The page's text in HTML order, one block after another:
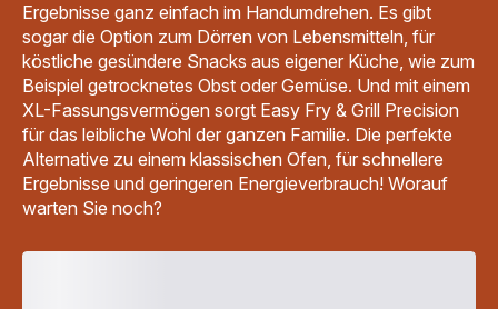
Ergebnisse ganz einfach im Handumdrehen. Es gibt
sogar die Option zum Dörren von Lebensmitteln, für
köstliche gesündere Snacks aus eigener Küche, wie zum
Beispiel getrocknetes Obst oder Gemüse. Und mit einem
XL-Fassungsvermögen sorgt Easy Fry & Grill Precision
für das leibliche Wohl der ganzen Familie. Die perfekte
Alternative zu einem klassischen Ofen, für schnellere
Ergebnisse und geringeren Energieverbrauch! Worauf
warten Sie noch?